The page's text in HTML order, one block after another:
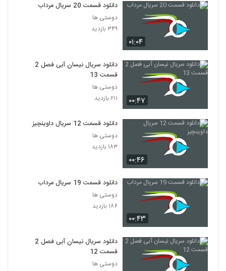
۰۱:۰۴
دانلود قسمت 20 سریال مرداب
دوستی ها
۳۴۹ بازدید
۰۰:۴۷
دانلود سریال نیسان آبی فصل 2
قسمت 13
دوستی ها
۲۱۱ بازدید
۰۰:۴۶
دانلود قسمت 12 سریال داوینچیز
دوستی ها
۱۸۳ بازدید
۰۰:۴۳
دانلود قسمت 19 سریال مرداب
دوستی ها
۱۸۶ بازدید
دانلود سریال نیسان آبی فصل 2
قسمت 12
دوستی ها